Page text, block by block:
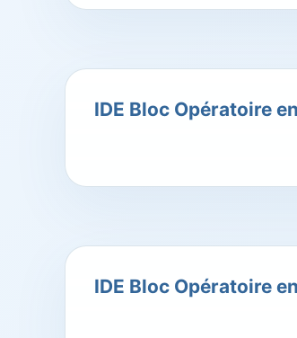
IDE Bloc Opératoire
IDE Bloc Opératoire